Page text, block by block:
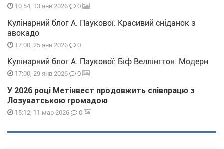
10:54, 13 янв 2026 0
Кулінарний блог А. Паукової: Красивий сніданок з
авокадо
17:00, 25 янв 2026 0
Кулінарний блог А. Паукової: Біф Веллінгтон. Модерн
17:00, 29 янв 2026 0
У 2026 році Метінвест продовжить співпрацю з
Лозуватською громадою
15:12, 11 мар 2026 0